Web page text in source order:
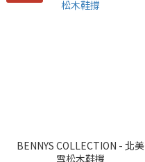
BENNYS COLLECTION - 北美
雪松木鞋撐